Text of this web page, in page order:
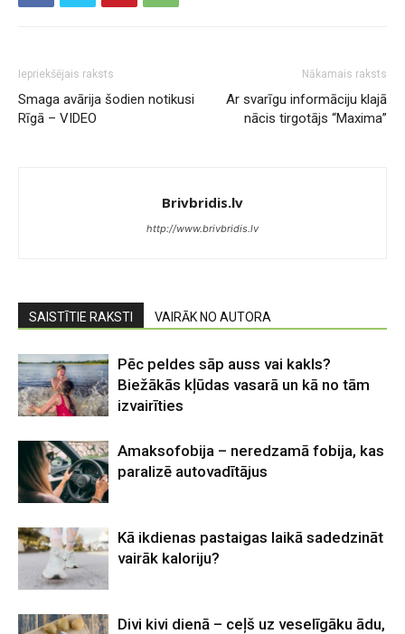
Iepriekšējais raksts
Smaga avārija šodien notikusi
Rīgā – VIDEO
Nākamais raksts
Ar svarīgu informāciju klajā
nācis tirgotājs “Maxima”
Brivbridis.lv
http://www.brivbridis.lv
SAISTĪTIE RAKSTI VAIRĀK NO AUTORA
Pēc peldes sāp auss vai kakls?
Biežākās kļūdas vasarā un kā no tām
izvairīties
Amaksofobija – neredzamā fobija, kas
paralizē autovadītājus
Kā ikdienas pastaigas laikā sadedzināt
vairāk kaloriju?
Divi kivi dienā – ceļš uz veselīgāku ādu,